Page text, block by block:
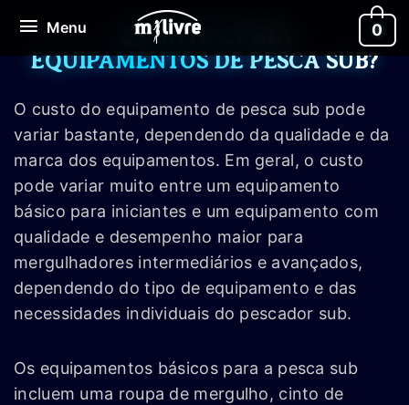
para
conteúdo
Menu
Menu 0
QUANTO CUSTA
EQUIPAMENTOS DE PESCA SUB?
O custo do equipamento de pesca sub pode
variar bastante, dependendo da qualidade e da
marca dos equipamentos. Em geral, o custo
pode variar muito entre um equipamento
básico para iniciantes e um equipamento com
qualidade e desempenho maior para
mergulhadores intermediários e avançados,
dependendo do tipo de equipamento e das
necessidades individuais do pescador sub.
Os equipamentos básicos para a pesca sub
incluem uma roupa de mergulho, cinto de